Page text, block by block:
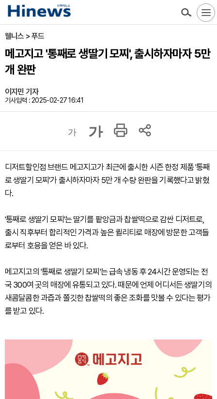
웰니스 > 푸드
메고지고 '통째로 생딸기 모찌', 출시하자마자 5만
개 완판
이지민 기자
기사입력 : 2025-02-27 16:41
가 가
디저트할인점 브랜드 메고지고가 최근에 출시한 시즌 한정 제품 '통째
로 생딸기 모찌'가 출시하자마자 5만 개 수량 완판을 기록했다고 밝혔
다.
'통째로 생딸기 모찌'는 딸기를 팥앙금과 찹쌀떡으로 감싼 디저트로,
출시 직후부터 합리적인 가격과 높은 퀼리티로 매장에 방문한 고객들
로부터 호응을 얻은 바 있다.
메고지고의 '통째로 생딸기 모찌'는 급속 냉동 후 24시간 운영되는 전
국 300여 곳의 매장에 유통되고 있다. 때문에 언제 어디서든 생딸기의
새콤달콤한 과즙과 쫄깃한 찹쌀떡의 좋은 조화를 맛볼 수 있다는 평가
를 받고 있다.